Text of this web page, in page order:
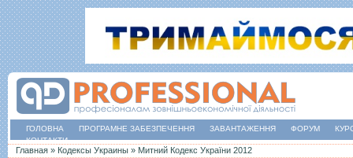
ГОЛОВНА ПРОГРАМНЕ ЗАБЕЗПЕЧЕННЯ ЗАВАНТАЖЕННЯ ФОРУМ
КОНТАКТИ
Ви є тут
Главная » Кодексы Украины » Митний Кодекс України 2012